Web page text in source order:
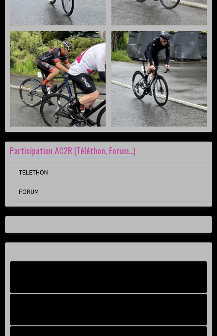
Participation AC2R (Téléthon, Forum...)
TELETHON
FORUM